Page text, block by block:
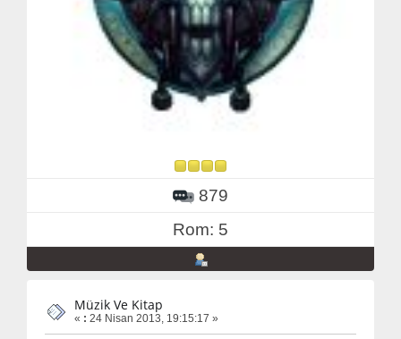
879
Rom: 5
Müzik Ve Kitap
« : 24 Nisan 2013, 19:15:17 »